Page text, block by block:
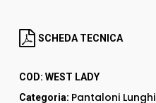
SCHEDA TECNICA
COD: WEST LADY
Categoria: Pantaloni Lunghi